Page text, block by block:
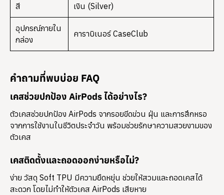
สี เงิน (Silver)
อุปกรณ์ภายใน
กล่อง
คาราบิเนอร์ CaseClub
คำถามที่พบบ่อย FAQ
เคสช่วยปกป้อง AirPods ได้อย่างไร?
ตัวเคสช่วยปกป้อง AirPods จากรอยขีดข่วน ฝุ่น และการสึกหรอ
จากการใช้งานในชีวิตประจำวัน พร้อมช่วยรักษาความสวยงามของ
ตัวเคส
เคสติดตั้งและถอดออกง่ายหรือไม่?
ง่าย วัสดุ Soft TPU มีความยืดหยุ่น ช่วยให้สวมและถอดเคสได้
สะดวก โดยไม่ทำให้ตัวเคส AirPods เสียหาย